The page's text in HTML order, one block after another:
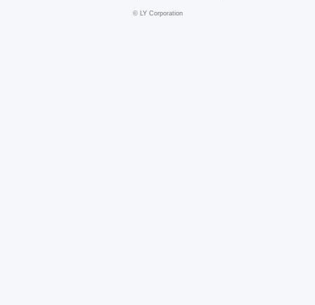
© LY Corporation